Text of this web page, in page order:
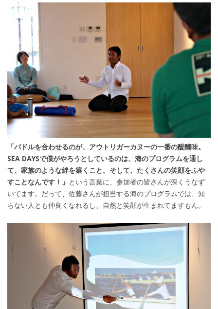
「パドルを合わせるのが、アウトリガーカヌーの一番の醍醐味。
SEA DAYSで僕がやろうとしているのは、海のプログラムを通し
て、家族のような絆を築くこと。そして、たくさんの笑顔をふや
すことなんです！」 という言葉に、参加者の皆さんが深くうなず
いてます。だって、佐藤さんが担当する海のプログラムでは、知
らない人とも仲良くなれるし、自然と笑顔が生まれてますもん。